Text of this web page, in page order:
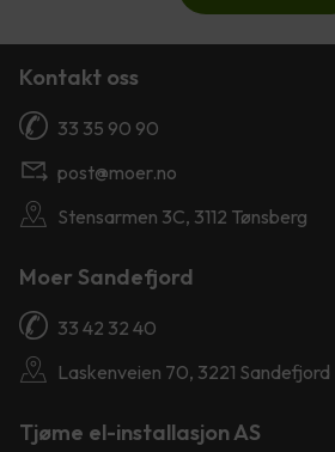
Kontakt oss
33 35 90 90
post@moer.no
Stensarmen 3C, 3112 Tønsberg
Moer Sandefjord
33 42 32 40
Laskenveien 70, 3221 Sandefjord
Tjøme el-installasjon AS